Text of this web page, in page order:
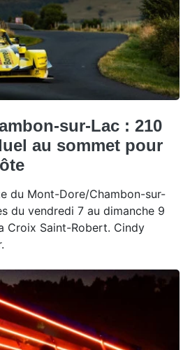
sur-Lac : 210
au sommet pour
du Mont-Dore/Chambon-sur-
du vendredi 7 au dimanche 9
Croix Saint-Robert. Cindy